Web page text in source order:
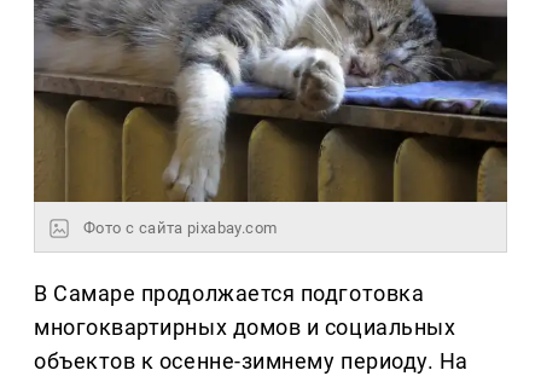
Фото с сайта pixabay.com
В Самаре продолжается подготовка
многоквартирных домов и социальных
объектов к осенне-зимнему периоду. На